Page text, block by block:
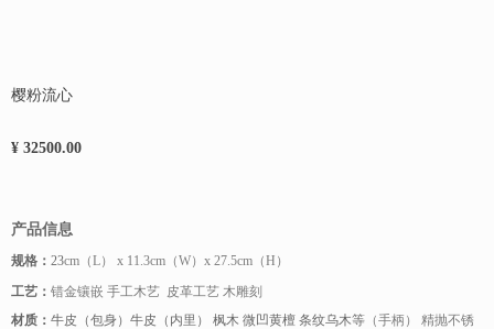
樱粉流心
¥ 32500.00
产品信息
规格： 23cm（L） x 11.3cm（W）x 27.5cm（H）
工艺： 错金镶嵌 手工木艺 皮革工艺 木雕刻
材质： 牛皮（包身）牛皮（内里） 枫木 微凹黄檀 条纹乌木等 （手柄） 精抛不锈